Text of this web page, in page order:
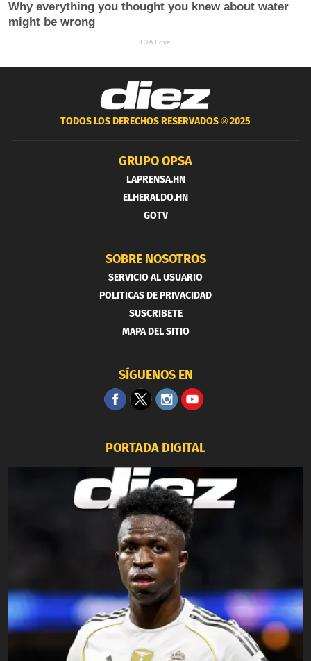
TODOS LOS DERECHOS RESERVADOS ®2025
GRUPO OPSA
LAPRENSA.HN
ELHERALDO.HN
GOTV
SOBRE NOSOTROS
SERVICIO AL USUARIO
POLITICAS DE PRIVACIDAD
SUSCRIBETE
MAPA DEL SITIO
SÍGUENOS EN
PORTADA DIGITAL